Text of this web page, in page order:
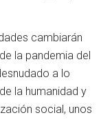
cambiarán
la pandemia del
a lo
la humanidad y
social, unos